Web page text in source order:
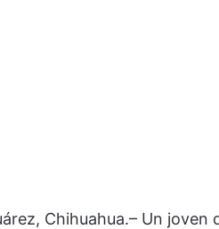
Chihuahua.– Un